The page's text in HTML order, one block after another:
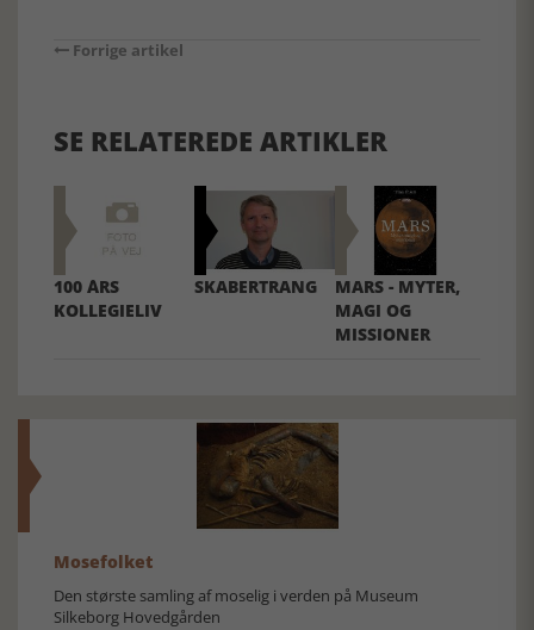
Forrige artikel
SE RELATEREDE ARTIKLER
100 ÅRS
KOLLEGIELIV
SKABERTRANG
MARS - MYTER,
MAGI OG
MISSIONER
Mosefolket
Den største samling af moselig i verden på Museum
Silkeborg Hovedgården